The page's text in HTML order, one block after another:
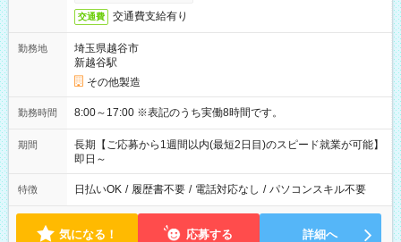
交通費 交通費支給有り
勤務地
埼玉県越谷市
新越谷駅
その他製造
勤務時間 8:00～17:00 ※表記のうち実働8時間です。
期間
長期【ご応募から1週間以内(最短2日目)のスピード就業が可能】
即日～
特徴 日払いOK / 履歴書不要 / 電話対応なし / パソコンスキル不要
気になる！ 応募する 詳細へ